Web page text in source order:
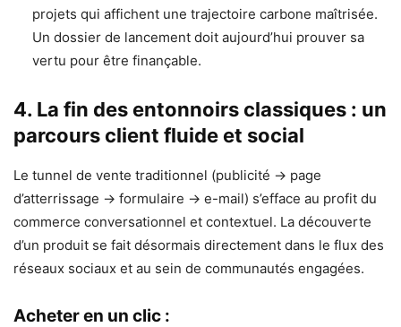
projets qui affichent une trajectoire carbone maîtrisée.
Un dossier de lancement doit aujourd’hui prouver sa
vertu pour être finançable.
4. La fin des entonnoirs classiques : un
parcours client fluide et social
Le tunnel de vente traditionnel (publicité → page
d’atterrissage → formulaire → e-mail) s’efface au profit du
commerce conversationnel et contextuel. La découverte
d’un produit se fait désormais directement dans le flux des
réseaux sociaux et au sein de communautés engagées.
Acheter en un clic :